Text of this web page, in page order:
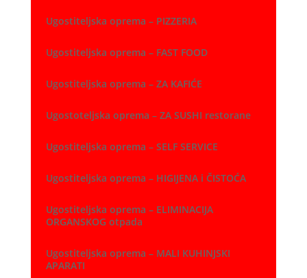
Ugostiteljska oprema – PIZZERIA
Ugostiteljska oprema – FAST FOOD
Ugostiteljska oprema – ZA KAFIĆE
Ugostoteljska oprema – ZA SUSHI restorane
Ugostiteljska oprema – SELF SERVICE
Ugostiteljska oprema – HIGIJENA i ČISTOĆA
Ugostiteljska oprema – ELIMINACIJA
ORGANSKOG otpada
Ugostiteljska oprema – MALI KUHINJSKI
APARATI